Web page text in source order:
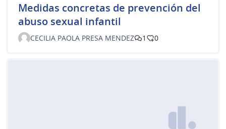
Medidas concretas de prevención del
abuso sexual infantil
CECILIA PAOLA PRESA MENDEZ 1 0